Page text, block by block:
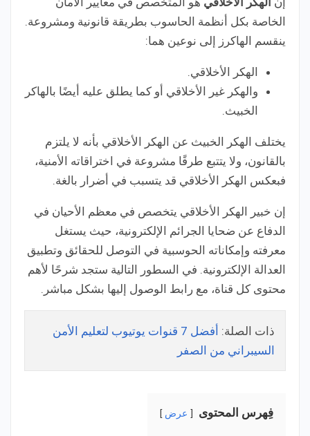
الخاصة بكل أنظمة الحاسوب بطريقة قانونية ومشروعة.
ينقسم الهاكرز إلى نوعين هما:
الهكر الأخلاقي.
والهكر غير الأخلاقي أو كما يطلق عليه أيضًا بالهاكر
الخبيث.
يختلف الهكر الخبيث عن الهكر الأخلاقي بأنه لا يلتزم
بالقانون، ولا يتتبع طرقًا مشروعة في اختراقاته الأمنية،
فبعكس الهكر الأخلاقي قد يتسبب في أضرار بالغة.
إن خبير الهكر الأخلاقي يتخصص في معظم الأحيان في
الدفاع عن ضحايا الجرائم الإلكترونية، حيث يستغل
معرفته وإمكاناته الحوسبية في التوصل للحقائق وتطبيق
العدالة الإلكترونية. في السطور التالية ستجد شرحًا لأهم
محتوى كل قناة، مع رابط الوصول إليها بشكل مباشر.
ذات الصلة:
أفضل 7 قنوات يوتيوب لتعليم الأمن
السيبراني من الصفر
فِهرس المحتوى عرض